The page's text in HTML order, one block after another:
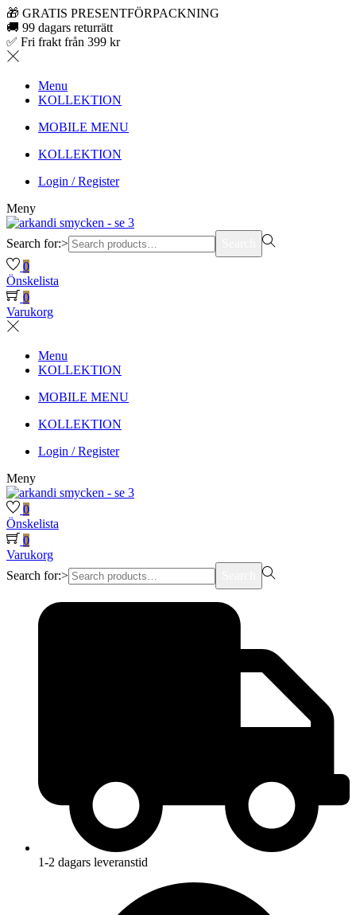
🎁 GRATIS PRESENTFÖRPACKNING
🚚 99 dagars returrätt
✅ Fri frakt från 399 kr
Menu
KOLLEKTION
MOBILE MENU
KOLLEKTION
Login / Register
Meny
Search for:>
0
Önskelista
0
Varukorg
Menu
KOLLEKTION
MOBILE MENU
KOLLEKTION
Login / Register
Meny
0
Önskelista
0
Varukorg
Search for:>
1-2 dagars leveranstid